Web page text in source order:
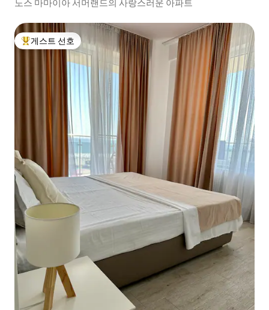
노스 마마이아 서머랜드의 사랑스러운 아파트
상위 게스트 선호
게스트 선호